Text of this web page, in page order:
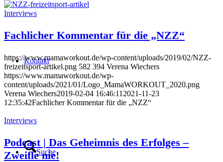
Kontakt
Suche
Interviews
Fachlicher Kommentar für die „NZZ“
https://www.mamaworkout.de/wp-content/uploads/2019/02/NZZ-
freizeitsport-artikel.png 582 394 Verena Wiechers
https://www.mamaworkout.de/wp-
content/uploads/2021/01/Logo_MamaWORKOUT_2020.png
Verena Wiechers2019-02-04 16:46:11 2021-11-23
12:35:42Fachlicher Kommentar für die „NZZ“
Interviews
Podcast | Das Geheimnis des Erfolges –
Zweifle nie!